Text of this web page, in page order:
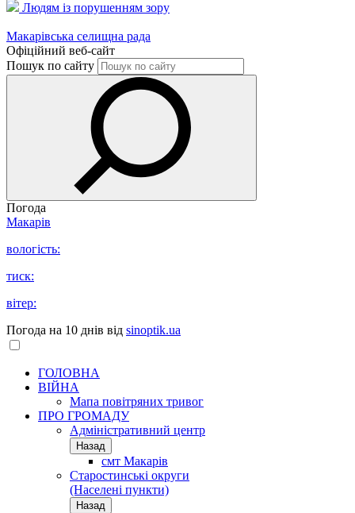
Людям із порушенням зору
Макарівська селищна рада
Офіційний веб-сайт
Пошук по сайту
Погода
Макарів
вологість:
тиск:
вітер:
Погода на 10 днів від sinoptik.ua
ГОЛОВНА
ВІЙНА
Мапа повітряних тривог
ПРО ГРОМАДУ
Aдміністративний центр
Назад
смт Макарів
Старостинські округи
(Населені пункти)
Назад